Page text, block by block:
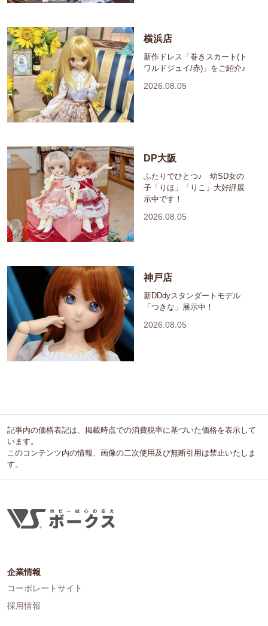
横浜店
新作ドレス「巻きスカート(ト
ワルドジュイ/赤)」をご紹介♪
2026.08.05
DP大阪
ふたりでひとつ♪ 幼SD女の
子「りほ」「りこ」大好評展
示中です！
2026.08.05
神戸店
新DDdyスタンダートモデル
「つきな」展示中！
2026.08.05
記事内の価格表記は、掲載時点での消費税率に基づいた価格を表示して
います。
このコンテンツ内の情報、画像の二次使用及び無断引用は禁止いたしま
す。
企業情報
コーポレートサイト
採用情報